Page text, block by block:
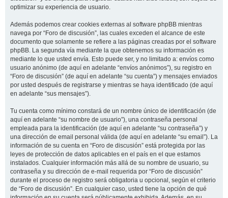
optimizar su experiencia de usuario.
Además podemos crear cookies externas al software phpBB mientras
navega por “Foro de discusión”, las cuales exceden el alcance de este
documento que solamente se refiere a las páginas creadas por el software
phpBB. La segunda vía mediante la que obtenemos su información es
mediante lo que usted envía. Esto puede ser, y no limitado a: envíos como
usuario anónimo (de aquí en adelante “envíos anónimos”), su registro en
“Foro de discusión” (de aquí en adelante “su cuenta”) y mensajes enviados
por usted después de registrarse y mientras se haya identificado (de aquí
en adelante “sus mensajes”).
Tu cuenta como mínimo constará de un nombre único de identificación (de
aquí en adelante “su nombre de usuario”), una contraseña personal
empleada para la identificación (de aquí en adelante “su contraseña”) y
una dirección de email personal válida (de aquí en adelante “su email”). La
información de su cuenta en “Foro de discusión” está protegida por las
leyes de protección de datos aplicables en el país en el que estamos
instalados. Cualquier información más allá de su nombre de usuario, su
contraseña y su dirección de e-mail requerida por “Foro de discusión”
durante el proceso de registro será obligatoria u opcional, según el criterio
de “Foro de discusión”. En cualquier caso, usted tiene la opción de qué